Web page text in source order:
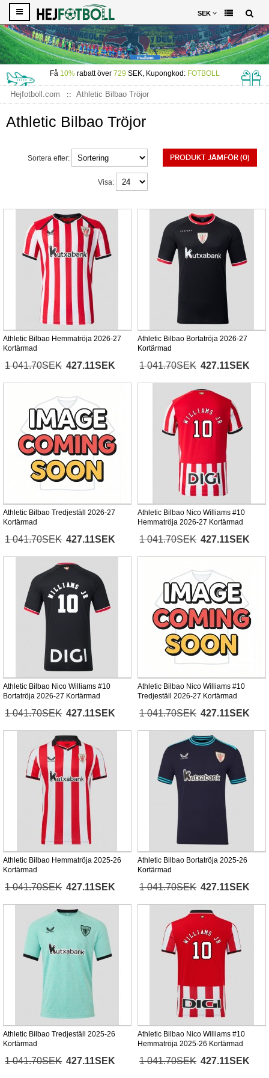
SEK
Få 10%rabatt över 729 SEK, Kupongkod: FOTBOLL
Hejfotboll.com Athletic Bilbao Tröjor
Athletic Bilbao Tröjor
PRODUKT JÄMFÖR (0)
Sortera efter:
Visa:
Athletic Bilbao Hemmatröja 2026-27
Kortärmad
1 041.70SEK 427.11SEK
Athletic Bilbao Bortatröja 2026-27
Kortärmad
1 041.70SEK 427.11SEK
Athletic Bilbao Tredjeställ 2026-27
Kortärmad
1 041.70SEK 427.11SEK
Athletic Bilbao Nico Williams #10
Hemmatröja 2026-27 Kortärmad
1 041.70SEK 427.11SEK
Athletic Bilbao Nico Williams #10
Bortatröja 2026-27 Kortärmad
1 041.70SEK 427.11SEK
Athletic Bilbao Nico Williams #10
Tredjeställ 2026-27 Kortärmad
1 041.70SEK 427.11SEK
Athletic Bilbao Hemmatröja 2025-26
Kortärmad
1 041.70SEK 427.11SEK
Athletic Bilbao Bortatröja 2025-26
Kortärmad
1 041.70SEK 427.11SEK
Athletic Bilbao Tredjeställ 2025-26
Kortärmad
1 041.70SEK 427.11SEK
Athletic Bilbao Nico Williams #10
Hemmatröja 2025-26 Kortärmad
1 041.70SEK 427.11SEK